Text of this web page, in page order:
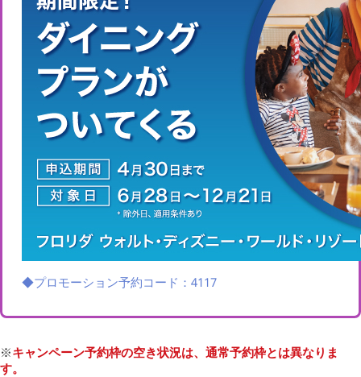
◆プロモーション予約コード：4117
※キャンペーン予約枠の空き状況は、通常予約枠とは異なりま
す。